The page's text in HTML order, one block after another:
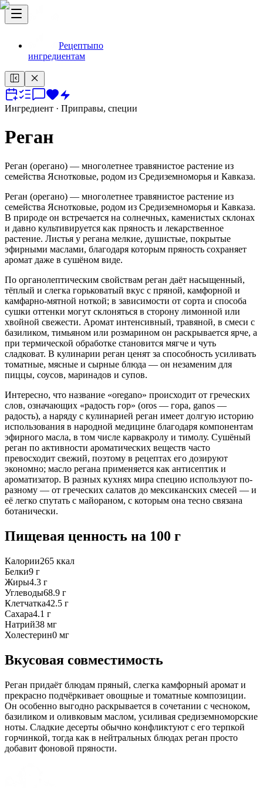
Рецептыпо
ингредиентам
Ингредиент · Приправы, специи
Реган
Реган (орегано) — многолетнее травянистое растение из
семейства Яснотковые, родом из Средиземноморья и Кавказа.
Реган (орегано) — многолетнее травянистое растение из
семейства Яснотковые, родом из Средиземноморья и Кавказа.
В природе он встречается на солнечных, каменистых склонах
и давно культивируется как пряность и лекарственное
растение. Листья у регана мелкие, душистые, покрытые
эфирными маслами, благодаря которым пряность сохраняет
аромат даже в сушёном виде.
По органолептическим свойствам реган даёт насыщенный,
тёплый и слегка горьковатый вкус с пряной, камфорной и
камфарно-мятной ноткой; в зависимости от сорта и способа
сушки оттенки могут склоняться в сторону лимонной или
хвойной свежести. Аромат интенсивный, травяной, в смеси с
базиликом, тимьяном или розмарином он раскрывается ярче, а
при термической обработке становится мягче и чуть
сладковат. В кулинарии реган ценят за способность усиливать
томатные, мясные и сырные блюда — он незаменим для
пиццы, соусов, маринадов и супов.
Интересно, что название «oregano» происходит от греческих
слов, означающих «радость гор» (oros — гора, ganos —
радость), а наряду с кулинарией реган имеет долгую историю
использования в народной медицине благодаря компонентам
эфирного масла, в том числе карвакролу и тимолу. Сушёный
реган по активности ароматических веществ часто
превосходит свежий, поэтому в рецептах его дозируют
экономно; масло регана применяется как антисептик и
ароматизатор. В разных кухнях мира специю используют по-
разному — от греческих салатов до мексиканских смесей — и
её легко спутать с майораном, с которым она тесно связана
ботанически.
Пищевая ценность на 100 г
Калории265 ккал
Белки9 г
Жиры4.3 г
Углеводы68.9 г
Клетчатка42.5 г
Сахара4.1 г
Натрий38 мг
Холестерин0 мг
Вкусовая совместимость
Реган придаёт блюдам пряный, слегка камфорный аромат и
прекрасно подчёркивает овощные и томатные композиции.
Он особенно выгодно раскрывается в сочетании с чесноком,
базиликом и оливковым маслом, усиливая средиземноморские
ноты. Сладкие десерты обычно конфликтуют с его терпкой
горчинкой, тогда как в нейтральных блюдах реган просто
добавит фоновой пряности.